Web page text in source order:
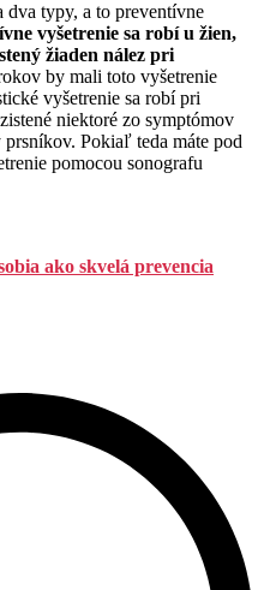
dva typy, a to preventívne
vyšetrenie sa robí u žien,
žiaden nález pri
by mali toto vyšetrenie
vyšetrenie sa robí pri
niektoré zo symptómov
Pokiaľ teda máte pod
pomocou sonografu
ako skvelá prevencia